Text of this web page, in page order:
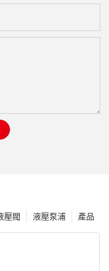
產品
液壓泵浦
壓閥